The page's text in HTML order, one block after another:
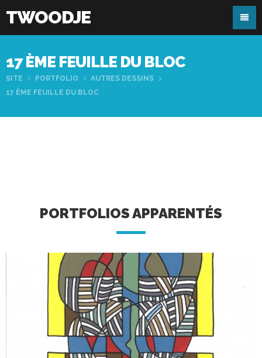
TWOODJE
17 ÈME FEUILLE DU BLOC
SITE PORTFOLIO
AUTRES DESSINS
17 ÈME FEUILLE DU BLOC
PORTFOLIOS APPARENTÉS